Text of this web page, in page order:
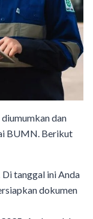
dan
BUMN. Berikut
Di tanggal ini Anda
dokumen